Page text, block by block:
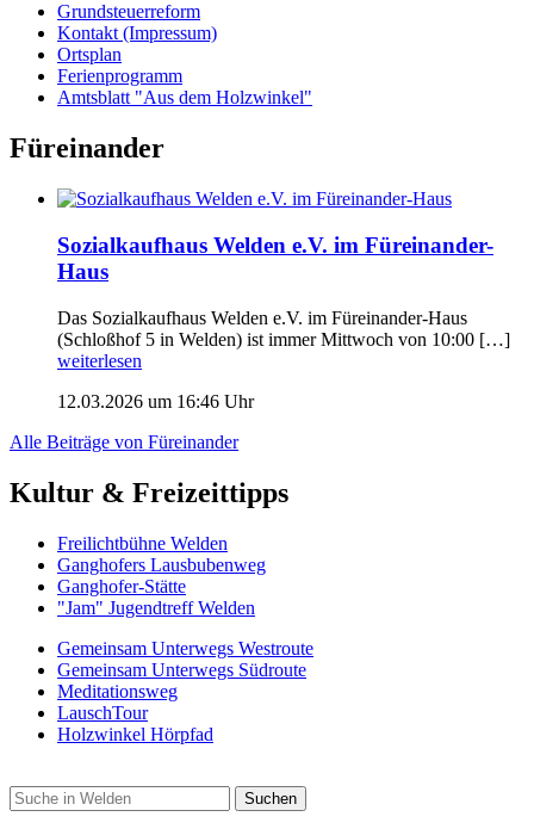
Grundsteuerreform
Kontakt (Impressum)
Ortsplan
Ferienprogramm
Amtsblatt "Aus dem Holzwinkel"
Füreinander
Sozialkaufhaus Welden e.V. im Füreinander-
Haus
Das Sozialkaufhaus Welden e.V. im Füreinander-Haus
(Schloßhof 5 in Welden) ist immer Mittwoch von 10:00 […]
weiterlesen
12.03.2026 um 16:46 Uhr
Alle Beiträge von Füreinander
Kultur & Freizeittipps
Freilicht­bühne Welden
Ganghofers Lausbubenweg
Ganghofer-Stätte
"Jam" Jugendtreff Welden
Gemeinsam Unterwegs Westroute
Gemeinsam Unterwegs Südroute
Meditationsweg
LauschTour
Holzwinkel Hörpfad